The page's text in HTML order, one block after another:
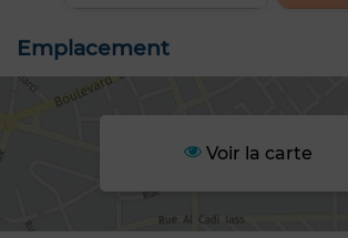
Emplacement
Voir la carte